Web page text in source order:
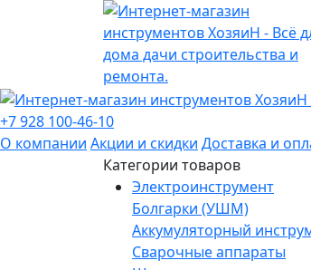
+7 928 100-46-10
О компании Акции и скидки Доставка и
Категории товаров
Электроинструмент
Болгарки (УШМ)
Аккумуляторный
Сварочные аппараты